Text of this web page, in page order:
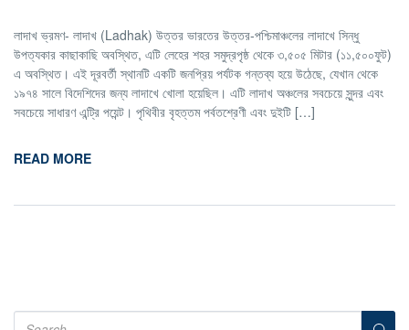
লাদাখ ভ্রমণ- লাদাখ (Ladhak) উত্তর ভারতের উত্তর-পশ্চিমাঞ্চলের লাদাখে সিন্ধু
উপত্যকার কাছাকাছি অবস্থিত, এটি লেহের শহর সমুদ্রপৃষ্ঠ থেকে ৩,৫০৫ মিটার (১১,৫০০ফুট)
এ অবস্থিত। এই দূরবর্তী স্থানটি একটি জনপ্রিয় পর্যটক গন্তব্য হয়ে উঠেছে, যেখান থেকে
১৯৭৪ সালে বিদেশিদের জন্য লাদাখে খোলা হয়েছিল। এটি লাদাখ অঞ্চলের সবচেয়ে সুন্দর এবং
সবচেয়ে সাধারণ এন্ট্রি পয়েন্ট। পৃথিবীর বৃহত্তম পর্বতশ্রেণী এবং দুইটি […]
READ MORE